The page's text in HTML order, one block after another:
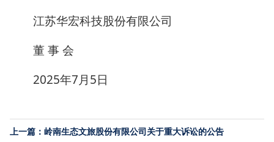
江苏华宏科技股份有限公司
董 事 会
2025年7月5日
上一篇：岭南生态文旅股份有限公司关于重大诉讼的公告